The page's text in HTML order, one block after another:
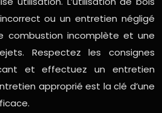
ou un entretien négligé
combustion incomplète et une
Respectez les consignes
et effectuez un entretien
approprié est la clé d’une